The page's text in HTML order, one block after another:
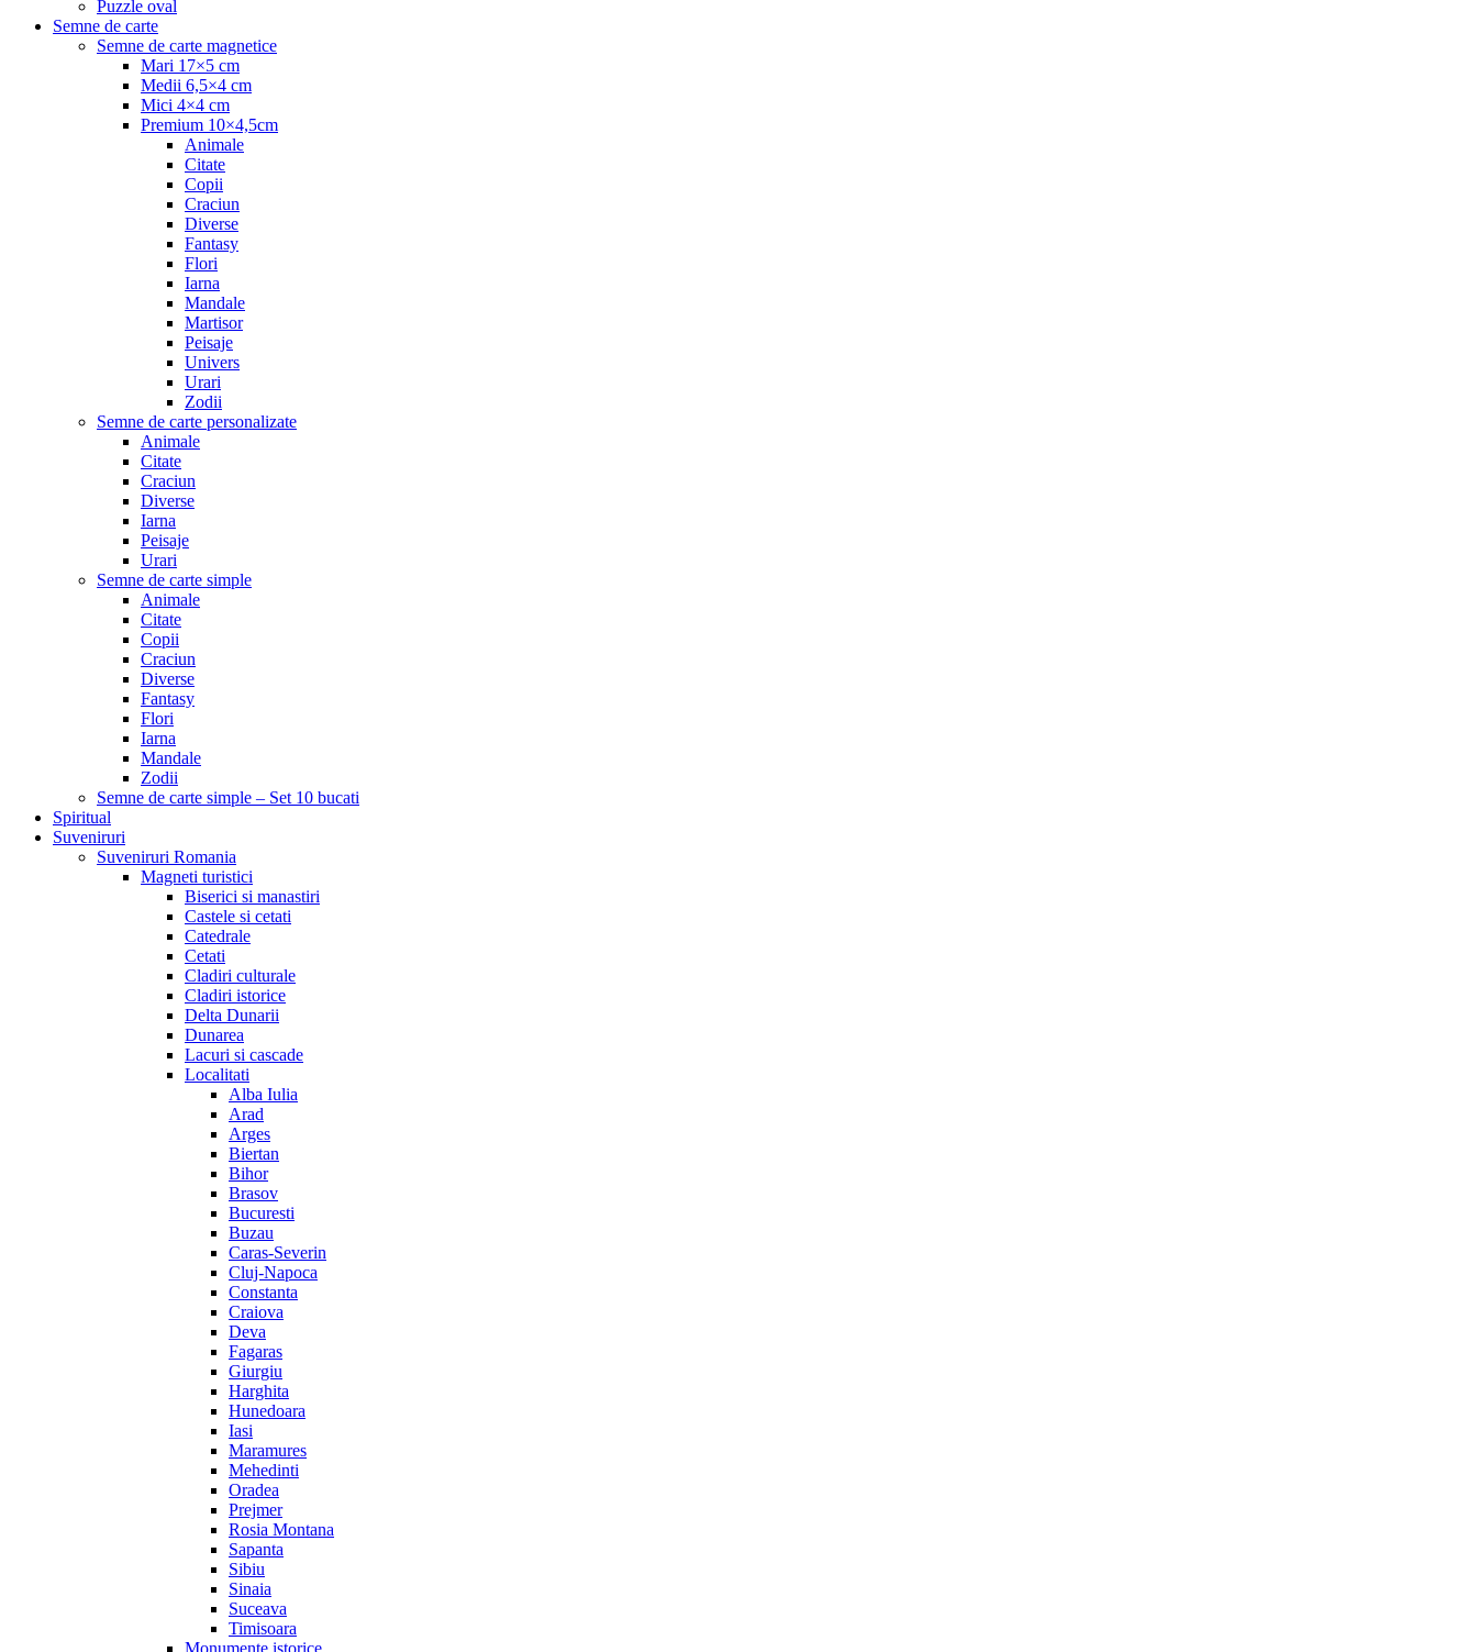
Puzzle oval
Semne de carte
Semne de carte magnetice
Mari 17×5 cm
Medii 6,5×4 cm
Mici 4×4 cm
Premium 10×4,5cm
Animale
Citate
Copii
Craciun
Diverse
Fantasy
Flori
Iarna
Mandale
Martisor
Peisaje
Univers
Urari
Zodii
Semne de carte personalizate
Animale
Citate
Craciun
Diverse
Iarna
Peisaje
Urari
Semne de carte simple
Animale
Citate
Copii
Craciun
Diverse
Fantasy
Flori
Iarna
Mandale
Zodii
Semne de carte simple – Set 10 bucati
Spiritual
Suveniruri
Suveniruri Romania
Magneti turistici
Biserici si manastiri
Castele si cetati
Catedrale
Cetati
Cladiri culturale
Cladiri istorice
Delta Dunarii
Dunarea
Lacuri si cascade
Localitati
Alba Iulia
Arad
Arges
Biertan
Bihor
Brasov
Bucuresti
Buzau
Caras-Severin
Cluj-Napoca
Constanta
Craiova
Deva
Fagaras
Giurgiu
Harghita
Hunedoara
Iasi
Maramures
Mehedinti
Oradea
Prejmer
Rosia Montana
Sapanta
Sibiu
Sinaia
Suceava
Timisoara
Monumente istorice